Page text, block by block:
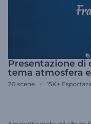
Presentazione di
tema atmosfera
20 scene 15K+